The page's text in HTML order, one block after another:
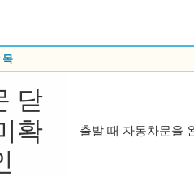
목
닫
확
출발 때 자동차문을